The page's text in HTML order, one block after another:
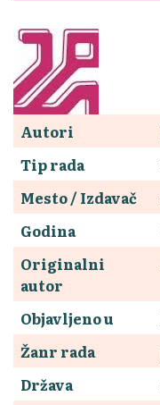
Autori
Tip rada
Mesto / Izdavač
Godina
Originalni
autor
Objavljeno u
Žanr rada
Država